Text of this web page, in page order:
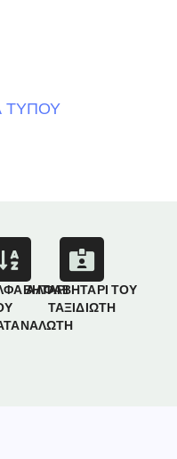
ΤΥΠΟΥ
ΑΛΦΑΒΗΤΑΡΙ ΤΟΥ
ΤΑΞΙΔΙΩΤΗ